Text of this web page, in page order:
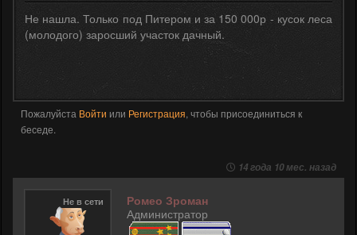
Не нашла. Только под Питером и за 150 000р - кусок леса
(молодого) заросший участок дачный.
Пожалуйста Войти или Регистрация, чтобы присоединиться к
беседе.
14 года 10 мес. назад
Не в сети
Ромео Зроман
Администратор